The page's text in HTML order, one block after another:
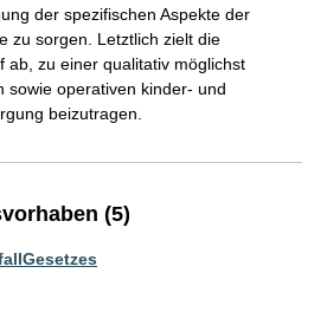
der spezifischen Aspekte der
zu sorgen. Letztlich zielt die
ab, zu einer qualitativ möglichst
sowie operativen kinder- und
beizutragen.
(5)